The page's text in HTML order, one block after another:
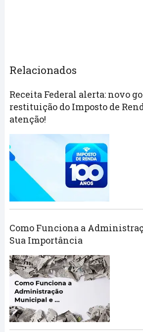
Relacionados
Receita Federal alerta: novo
restituição do Imposto de
atenção!
Como Funciona a
Sua Importância